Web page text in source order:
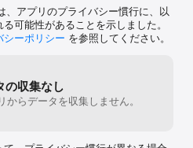
、アプリのプライバシー慣行に、以
可能性があることを示しました。
シーポリシー を参照してください。
の収集なし
からデータを収集しません。